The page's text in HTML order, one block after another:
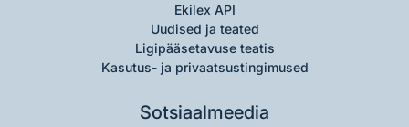
Ekilex API
Uudised ja teated
Ligipääsetavuse teatis
Kasutus- ja privaatsustingimused
Sotsiaalmeedia